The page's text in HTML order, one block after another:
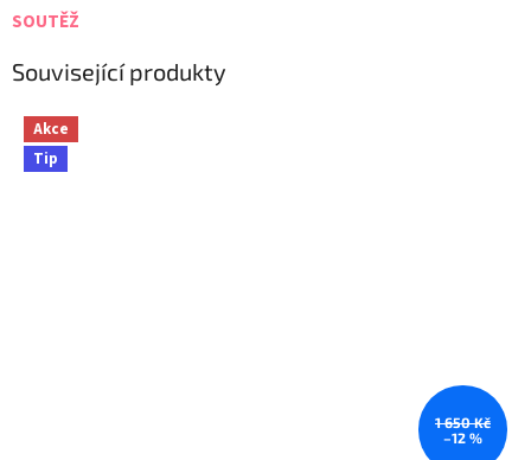
SOUTĚŽ
Související produkty
Akce
Tip
1 650 Kč
–12 %